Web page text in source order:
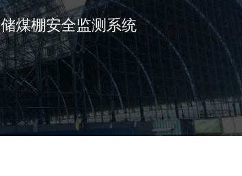
储煤棚安全监测系统